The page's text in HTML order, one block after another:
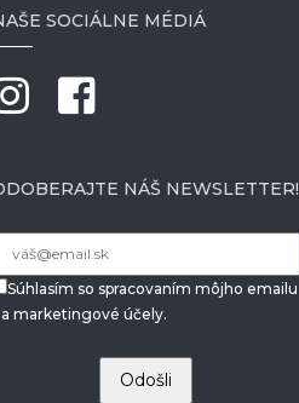
SOCIÁLNE MÉDIÁ
NÁŠ NEWSLETTER!
Súhlasím so spracovaním môjho emailu
marketingové účely.